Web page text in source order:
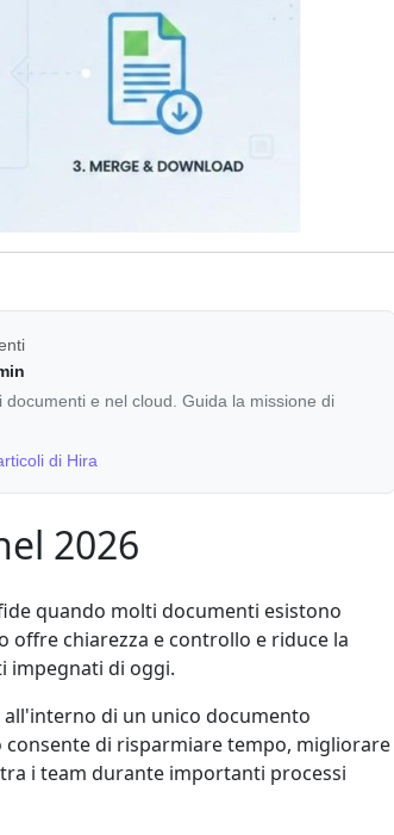
e nel cloud. Guida la missione di
di Hira
2026
quando molti documenti esistono
chiarezza e controllo e riduce la
impegnati di oggi.
di un unico documento
di risparmiare tempo, migliorare
i team durante importanti processi